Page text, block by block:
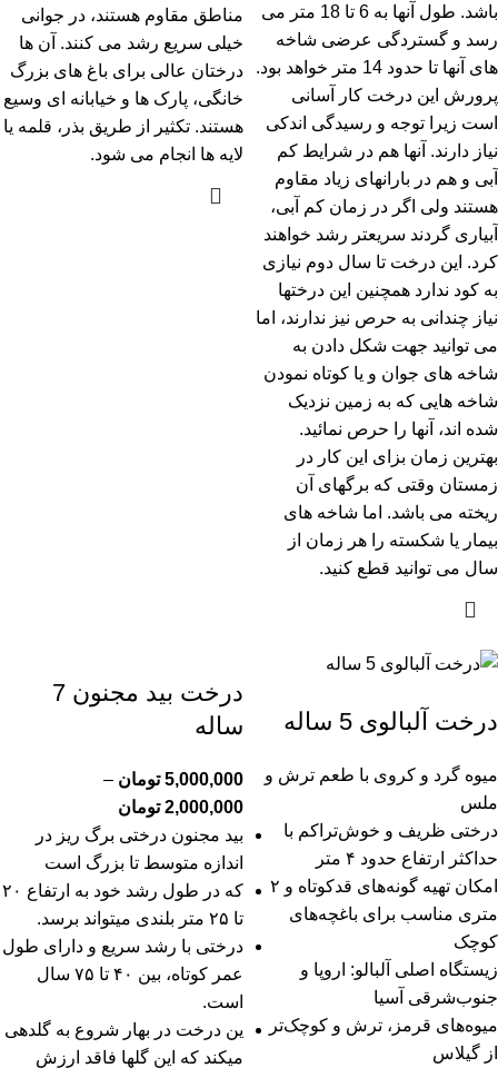
باشد. طول آنها به 6 تا 18 متر می
رسد و گستردگی عرضی شاخه
های آنها تا حدود 14 متر خواهد بود.
پرورش این درخت کار آسانی
است زیرا توجه و رسیدگی اندکی
نیاز دارند. آنها هم در شرایط کم
آبی و هم در بارانهای زیاد مقاوم
هستند ولی اگر در زمان کم آبی،
آبیاری گردند سریعتر رشد خواهند
کرد. این درخت تا سال دوم نیازی
به کود ندارد همچنین این درختها
نیاز چندانی به حرص نیز ندارند، اما
می توانید جهت شکل دادن به
شاخه های جوان و یا کوتاه نمودن
شاخه هایی که به زمین نزدیک
شده اند، آنها را حرص نمائید.
بهترین زمان بزای این کار در
زمستان وقتی که برگهای آن
ریخته می باشد. اما شاخه های
بیمار یا شکسته را هر زمان از
سال می توانید قطع کنید.
مناطق مقاوم هستند، در جوانی
خیلی سریع رشد می کنند. آن ها
درختان عالی برای باغ های بزرگ
خانگی، پارک ها و خیابانه ای وسیع
هستند. تکثیر از طریق بذر، قلمه یا
لایه ها انجام می شود.
درخت آلبالوی 5 ساله
میوه گرد و کروی با طعم ترش و
ملس
درختی ظریف و خوش‌تراکم با
حداکثر ارتفاع حدود ۴ متر
امکان تهیه گونه‌های قدکوتاه و ۲
متری مناسب برای باغچه‌های
کوچک
زیستگاه اصلی آلبالو: اروپا و
جنوب‌شرقی آسیا
میوه‌های قرمز، ترش و کوچک‌تر
از گیلاس
درخت بید مجنون 7
ساله
5,000,000 تومان –
2,000,000 تومان
بید مجنون درختی برگ ریز در
اندازه متوسط ​​تا بزرگ است
که در طول رشد خود به ارتفاع ۲۰
تا ۲۵ متر بلندی میتواند برسد.
درختی با رشد سریع و دارای طول
عمر کوتاه، بین ۴۰ تا ۷۵ سال
است.
ین درخت در بهار شروع به گلدهی
میکند که این گلها فاقد ارزش